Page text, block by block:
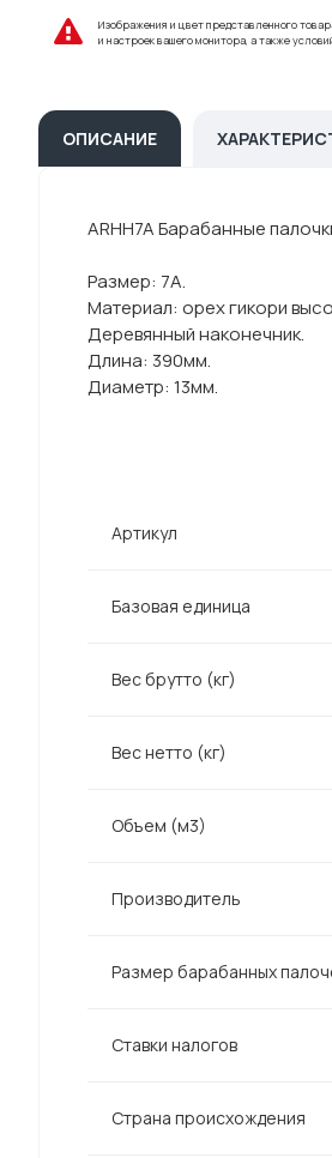
Изображения и цвет представленного
и настроек вашего монитора, а также
ОПИСАНИЕ
ARHH7A Барабанные
Размер: 7A.
Материал: орех гикори
Деревянный наконечник.
Длина: 390мм.
Диаметр: 13мм.
Артикул
Базовая единица
Вес брутто (кг)
Вес нетто (кг)
Объем (м3)
Производитель
Размер барабанных
Ставки налогов
Страна происхождения